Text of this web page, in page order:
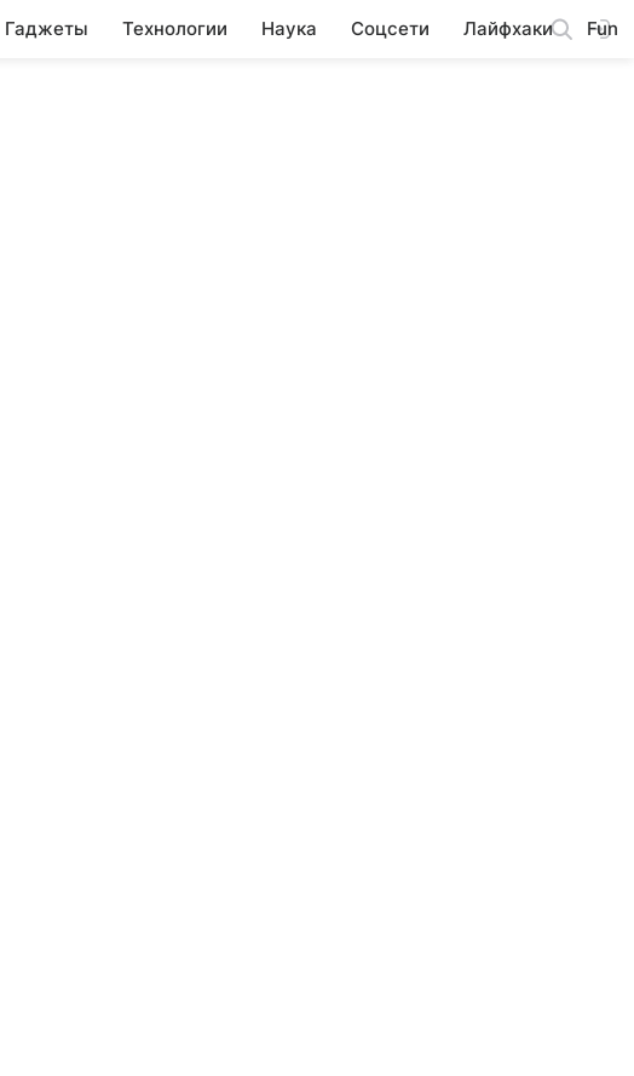
Гаджеты Технологии Наука Соцсети Лайфхаки Fun